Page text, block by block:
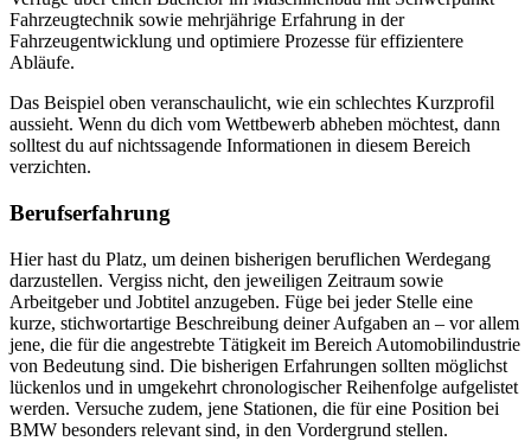
Fahrzeugtechnik sowie mehrjährige Erfahrung in der
Fahrzeugentwicklung und optimiere Prozesse für effizientere
Abläufe.
Das Beispiel oben veranschaulicht, wie ein schlechtes Kurzprofil
aussieht. Wenn du dich vom Wettbewerb abheben möchtest, dann
solltest du auf nichtssagende Informationen in diesem Bereich
verzichten.
Berufserfahrung
Hier hast du Platz, um deinen bisherigen beruflichen Werdegang
darzustellen. Vergiss nicht, den jeweiligen Zeitraum sowie
Arbeitgeber und Jobtitel anzugeben. Füge bei jeder Stelle eine
kurze, stichwortartige Beschreibung deiner Aufgaben an – vor allem
jene, die für die angestrebte Tätigkeit im Bereich Automobilindustrie
von Bedeutung sind. Die bisherigen Erfahrungen sollten möglichst
lückenlos und in umgekehrt chronologischer Reihenfolge aufgelistet
werden. Versuche zudem, jene Stationen, die für eine Position bei
BMW besonders relevant sind, in den Vordergrund stellen.